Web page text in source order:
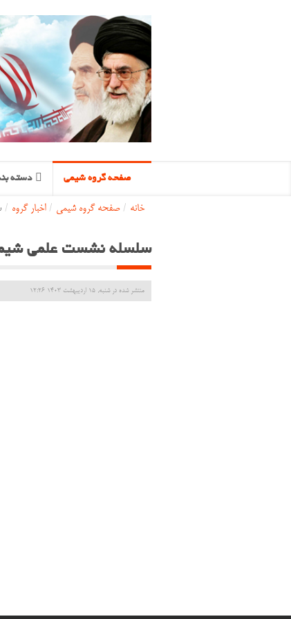
صفحه گروه شیمی دسته
خانه / صفحه گروه شیمی / اخبار گروه /
سلسله نشست علمی
منتشر شده در شنبه, 15 ارديبهشت 1403 12:26